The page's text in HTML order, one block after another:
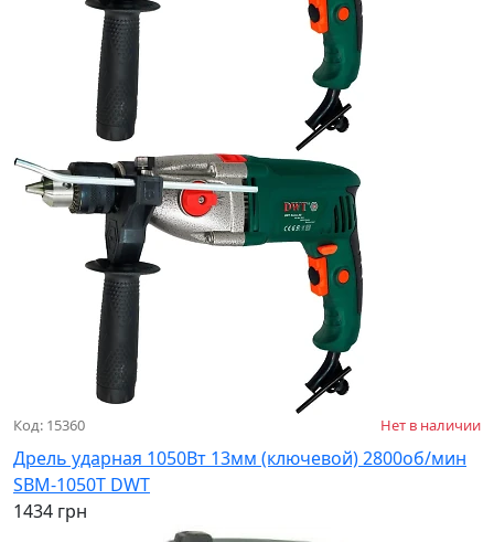
Код: 15360 Нет в наличии
Дрель ударная 1050Вт 13мм (ключевой) 2800об/мин
SBM-1050T DWT
1434 грн